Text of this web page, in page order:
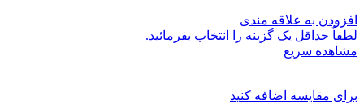
افزودن به علاقه مندی
لطفاٌ حداقل یک گزینه را انتخاب بفرمائید.
مشاهده سریع
برای مقایسه اضافه کنید